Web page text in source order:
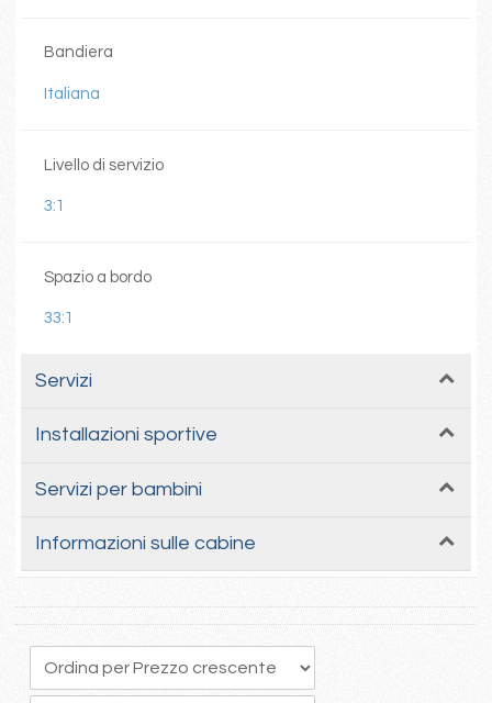
Bandiera
Italiana
Livello di servizio
3:1
Spazio a bordo
33:1
Servizi
Installazioni sportive
Servizi per bambini
Informazioni sulle cabine